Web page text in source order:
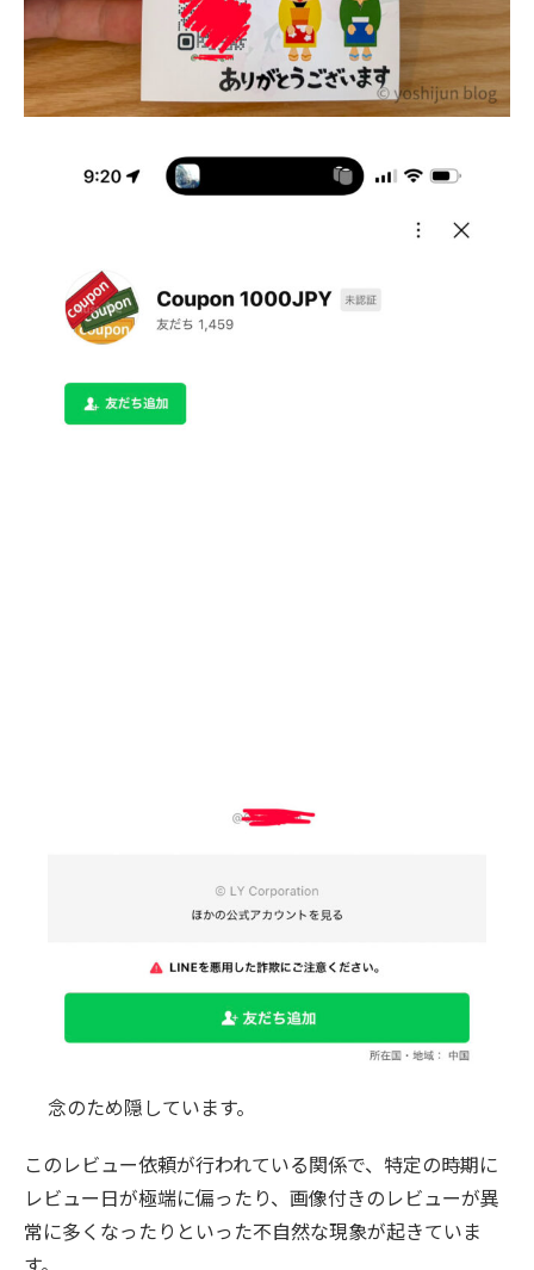
念のため隠しています。
このレビュー依頼が行われている関係で、特定の時期に
レビュー日が極端に偏ったり、画像付きのレビューが異
常に多くなったりといった不自然な現象が起きていま
す。